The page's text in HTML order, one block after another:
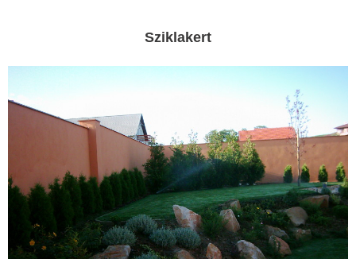
Sziklakert